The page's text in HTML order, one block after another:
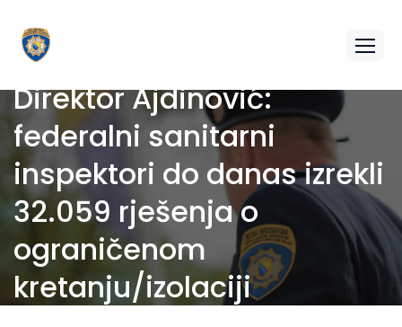
Direktor Ajdinović:
federalni sanitarni
inspektori do danas izrekli
32.059 rješenja o
ograničenom
kretanju/izolaciji